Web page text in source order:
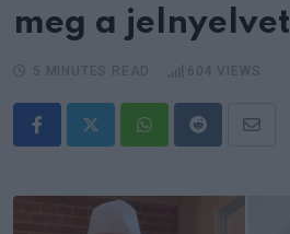
meg a jelnyelvet
WhatsappRedditShare